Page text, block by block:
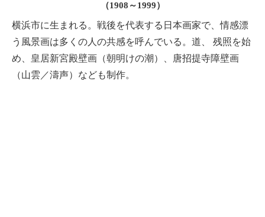
（1908～1999）
横浜市に生まれる。戦後を代表する日本画家で、情感漂
う風景画は多くの人の共感を呼んでいる。道、 残照を始
め、皇居新宮殿壁画（朝明けの潮）、唐招提寺障壁画
（山雲／濤声）なども制作。